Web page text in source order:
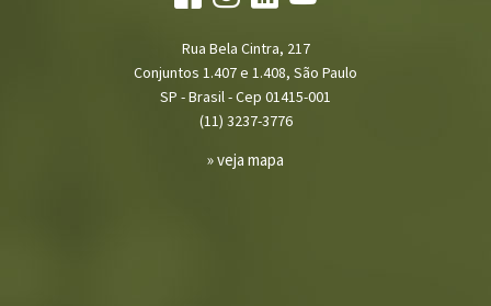
Rua Bela Cintra, 217
Conjuntos 1.407 e 1.408, São Paulo
SP - Brasil - Cep 01415-001
(11) 3237-3776
» veja mapa